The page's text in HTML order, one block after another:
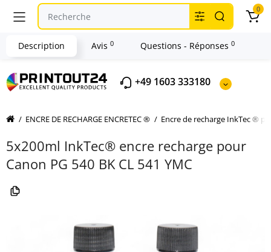
+49 1603 333180
0
ENCRE DE RECHARGE ENCRETEC ® Encre de recharge InkTec ®
5x200ml InkTec® encre recharge pour
Canon PG 540 BK CL 541 YMC
Description Avis 0 Questions - Réponses 0